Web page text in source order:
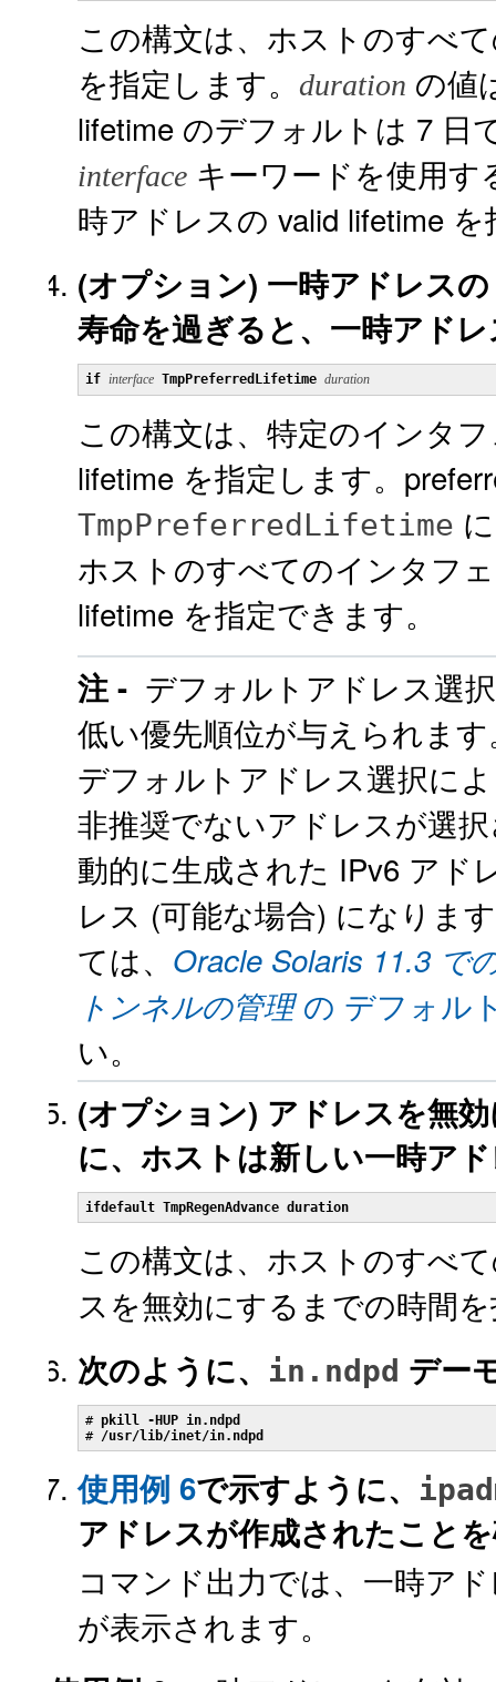
この構文は、ホストのすべ
を指定します。
duration の値
lifetime のデフォルトは 7 日
interface キーワードを使用
時アドレスの valid lifetime
(オプション) 一時アドレス
寿命を過ぎると、一時アド
if interface TmpPreferredLifetime duration
この構文は、特定のインタ
lifetime を指定します。
TmpPreferredLifetime
ホストのすべてのインタフ
lifetime を指定できます。
注 - デフォルトアドレス選
低い優先順位が与えられま
デフォルトアドレス選択に
非推奨でないアドレスが選
動的に生成された IPv6 アド
レス (可能な場合) になりま
ては、 Oracle Solaris 11.3 で
トンネルの管理の デフォル
い。
(オプション) アドレスを無
に、ホストは新しい一時ア
ifdefault TmpRegenAdvance duration
この構文は、ホストのすべ
スを無効にするまでの時間
次のように、 in.ndpd デー
# pkill -HUP in.ndpd
# /usr/lib/inet/in.ndpd
使用例 6で示すように、
アドレスが作成されたこと
コマンド出力では、一時ア
が表示されます。